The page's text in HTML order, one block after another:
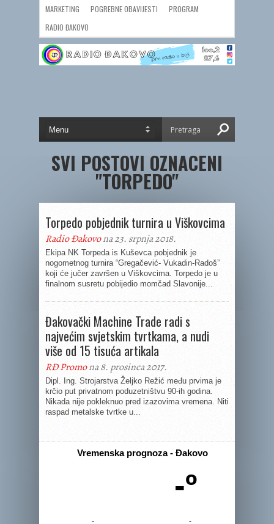
MARKETING POGREBNE OBAVIJESTI
PROGRAM
RADIO ĐAKOVO
SVI POSTOVI OZNACENI
"TORPEDO"
Torpedo pobjednik turnira u Viškovcima
Radio Đakovona 23. srpnja 2018.
Ekipa NK Torpeda is Kuševca pobjednik je
nogometnog turnira “Gregačević- Vukadin-Radoš”
koji će jučer završen u Viškovcima. Torpedo je u
finalnom susretu pobijedio momčad Slavonije...
Đakovački Machine Trade radi s
najvećim svjetskim tvrtkama, a nudi
više od 15 tisuća artikala
RĐ Promona 8. prosinca 2017.
Dipl. Ing. Strojarstva Željko Režić među prvima je
krčio put privatnom poduzetništvu 90-ih godina.
Nikada nije pokleknuo pred izazovima vremena. Niti
raspad metalske tvrtke u...
Vremenska prognoza - Đakovo
-º
-
-